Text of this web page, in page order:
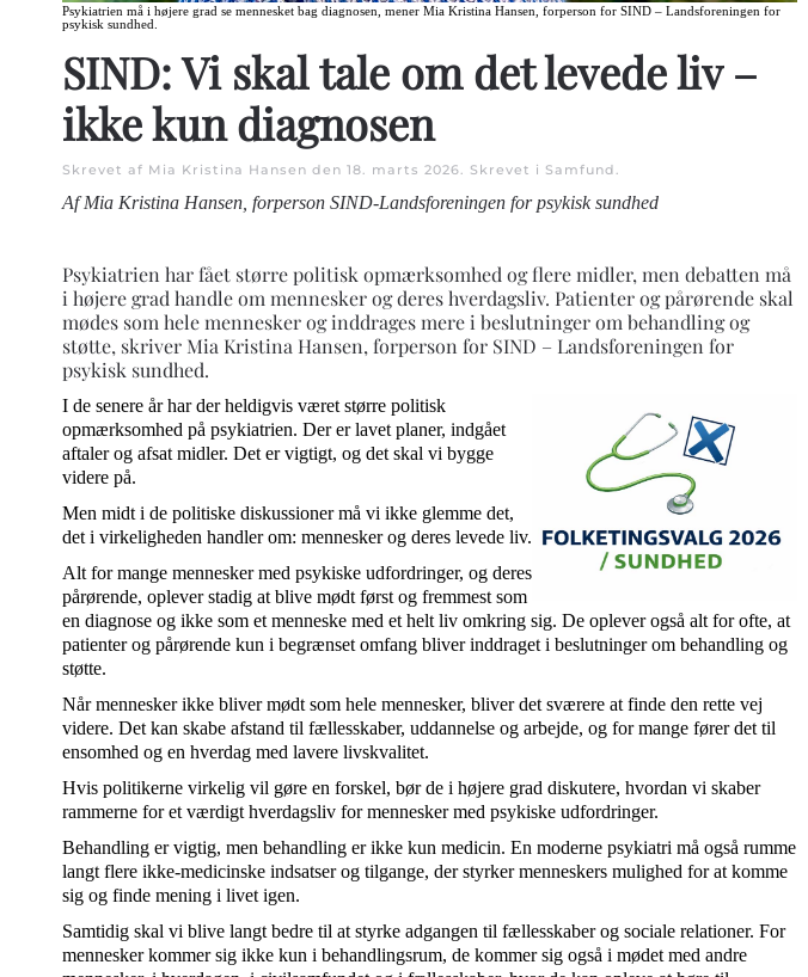
Psykiatrien må i højere grad se mennesket bag diagnosen, mener Mia Kristina Hansen, forperson for SIND – Landsforeningen for
psykisk sundhed.
SIND: Vi skal tale om det levede liv –
ikke kun diagnosen
Skrevet af Mia Kristina Hansen den 18. marts 2026 . Skrevet i Samfund
Af Mia Kristina Hansen, forperson SIND-Landsforeningen for psykisk sundhed
Psykiatrien har fået større politisk opmærksomhed og flere midler, men debatten må
i højere grad handle om mennesker og deres hverdagsliv. Patienter og pårørende skal
mødes som hele mennesker og inddrages mere i beslutninger om behandling og
støtte, skriver Mia Kristina Hansen, forperson for SIND – Landsforeningen for
psykisk sundhed.
I de senere år har der heldigvis været større politisk
opmærksomhed på psykiatrien. Der er lavet planer, indgået
aftaler og afsat midler. Det er vigtigt, og det skal vi bygge
videre på.
Men midt i de politiske diskussioner må vi ikke glemme det,
det i virkeligheden handler om: mennesker og deres levede liv.
Alt for mange mennesker med psykiske udfordringer, og deres
pårørende, oplever stadig at blive mødt først og fremmest som
en diagnose og ikke som et menneske med et helt liv omkring sig. De oplever også alt for ofte, at
patienter og pårørende kun i begrænset omfang bliver inddraget i beslutninger om behandling og
støtte.
Når mennesker ikke bliver mødt som hele mennesker, bliver det sværere at finde den rette vej
videre. Det kan skabe afstand til fællesskaber, uddannelse og arbejde, og for mange fører det til
ensomhed og en hverdag med lavere livskvalitet.
Hvis politikerne virkelig vil gøre en forskel, bør de i højere grad diskutere, hvordan vi skaber
rammerne for et værdigt hverdagsliv for mennesker med psykiske udfordringer.
Behandling er vigtig, men behandling er ikke kun medicin. En moderne psykiatri må også rumme
langt flere ikke-medicinske indsatser og tilgange, der styrker menneskers mulighed for at komme
sig og finde mening i livet igen.
Samtidig skal vi blive langt bedre til at styrke adgangen til fællesskaber og sociale relationer. For
mennesker kommer sig ikke kun i behandlingsrum, de kommer sig også i mødet med andre